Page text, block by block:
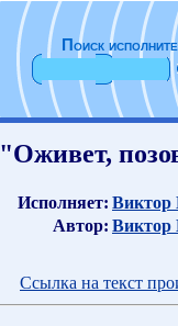
Поиск
"Оживет,
Исполняет: Виктор
Автор: Виктор
Ссылка на текст